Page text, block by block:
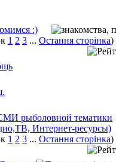
:)
1 2 3 ... Остання сторінка)
рыболовной тематики
Интернет-ресурсы)
1 2 3 ... Остання сторінка)